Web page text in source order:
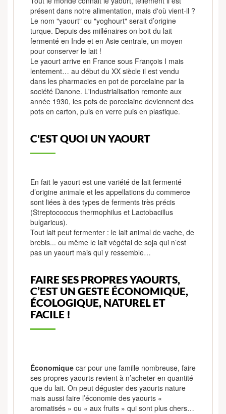
présent dans notre alimentation, mais d'où vient-il ?
Le nom "yaourt" ou "yoghourt" serait d’origine
turque. Depuis des millénaires on boit du lait
fermenté en Inde et en Asie centrale, un moyen
pour conserver le lait !
Le yaourt arrive en France sous François I mais
lentement… au début du XX siècle il est vendu
dans les pharmacies en pot de porcelaine par la
société Danone. L'industrialisation remonte aux
année 1930, les pots de porcelaine deviennent des
pots en carton, puis en verre puis en plastique.
C'EST QUOI UN YAOURT
En fait le yaourt est une variété de lait fermenté
d’origine animale et les appellations du commerce
sont liées à des types de ferments très précis
(Streptococcus thermophilus et Lactobacillus
bulgaricus).
Tout lait peut fermenter : le lait animal de vache, de
brebis... ou même le lait végétal de soja qui n’est
pas un yaourt mais qui y ressemble…
FAIRE SES PROPRES YAOURTS,
C’EST UN GESTE ÉCONOMIQUE,
ÉCOLOGIQUE, NATUREL ET
FACILE !
Économique car pour une famille nombreuse, faire
ses propres yaourts revient à n’acheter en quantité
que du lait. On peut déguster des yaourts nature
mais aussi faire l’économie des yaourts «
aromatisés » ou « aux fruits » qui sont plus chers…